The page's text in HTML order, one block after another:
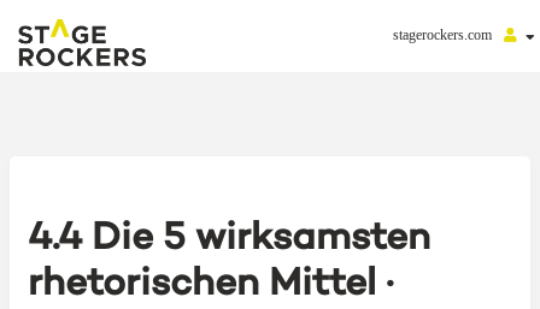
stagerockers.com
4.4 Die 5 wirksamsten
rhetorischen Mittel ·